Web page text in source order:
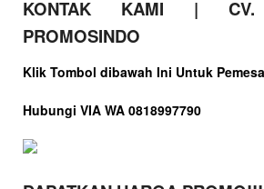
KONTAK KAMI | CV.
PROMOSINDO
Klik Tombol dibawah Ini Untuk
Hubungi VIA WA 0818997790